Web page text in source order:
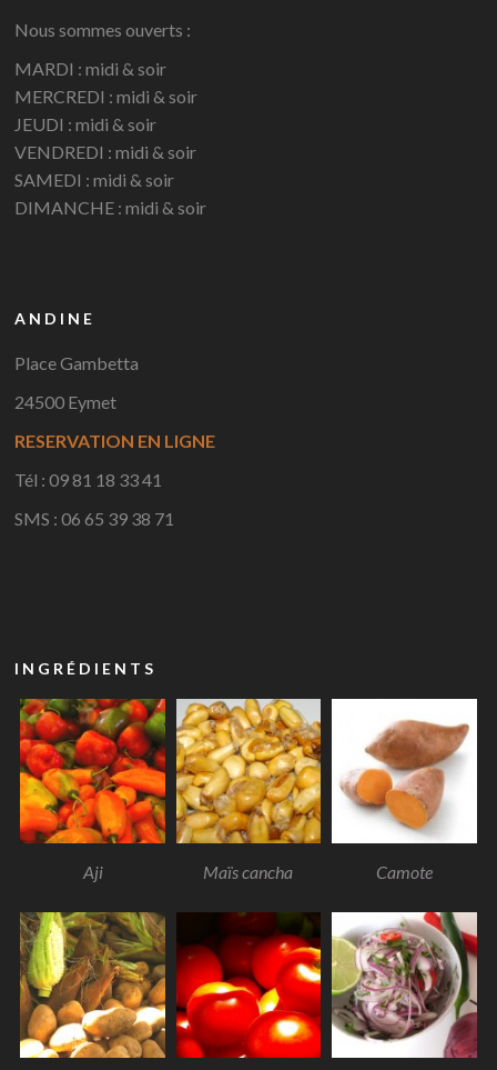
Nous sommes ouverts :
MARDI : midi & soir
MERCREDI : midi & soir
JEUDI : midi & soir
VENDREDI : midi & soir
SAMEDI : midi & soir
DIMANCHE : midi & soir
ANDINE
Place Gambetta
24500 Eymet
RESERVATION EN LIGNE
Tél : 09 81 18 33 41
SMS : 06 65 39 38 71
INGRÉDIENTS
Aji Maïs cancha Camote